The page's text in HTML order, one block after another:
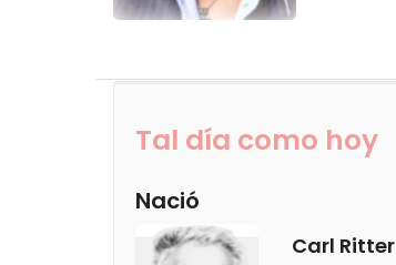
Tal día como hoy
Nació
Carl Ritter